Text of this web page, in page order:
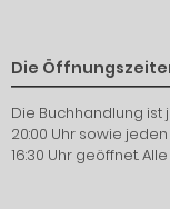
Die
Die Buchhandlung ist
20:00 Uhr sowie jeden
16:30 Uhr geöffnet.